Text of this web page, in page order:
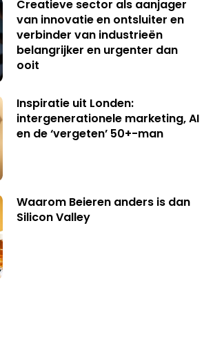
Creatieve sector als aanjager
van innovatie en ontsluiter en
verbinder van industrieën
belangrijker en urgenter dan
ooit
Inspiratie uit Londen:
intergenerationele marketing, AI
en de ‘vergeten’ 50+-man
Waarom Beieren anders is dan
Silicon Valley